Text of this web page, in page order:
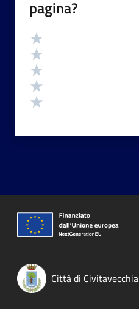
pagina?
Valutazione
Città di Civitavecchia